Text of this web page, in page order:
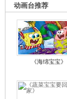
动画台推荐
《海绵宝宝》